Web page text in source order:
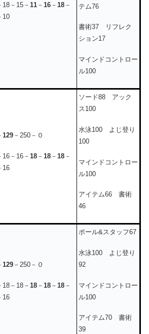
18－15－ 11 － 16 － 18 －
10
テム76
書術37 リフレク
ション17
マインドコントロー
ル100
129 －250－０
16－16－ 18 － 18 － 18 －
16
ソード88 アック
ス100
水泳100 よじ登り
100
マインドコントロー
ル100
アイテム66 書術
46
129 －250－０
18－18－ 18 － 18 － 18 －
16
ポール&スタッフ67
水泳100 よじ登り
92
マインドコントロー
ル100
アイテム70 書術
39